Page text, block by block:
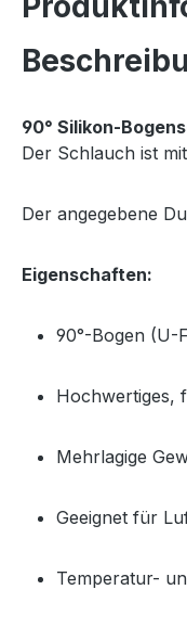
90° Silikon-
Der Schlauch ist mit
Der angegebene
Eigenschaften:
90°-Bogen (U-
Hochwertiges,
Mehrlagige
Geeignet für
Temperatur-